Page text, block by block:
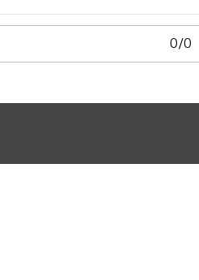
0/0